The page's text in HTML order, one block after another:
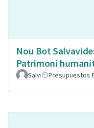
Nou Bot
Patrimoni
Salvi Presupuestos